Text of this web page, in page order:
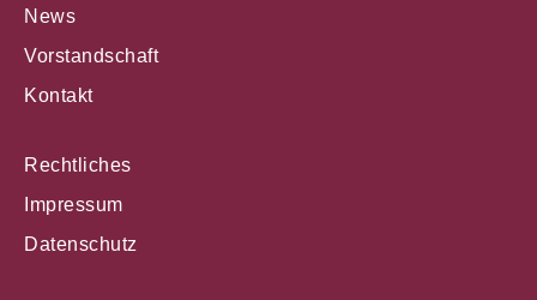
News
Vorstandschaft
Kontakt
Rechtliches
Impressum
Datenschutz